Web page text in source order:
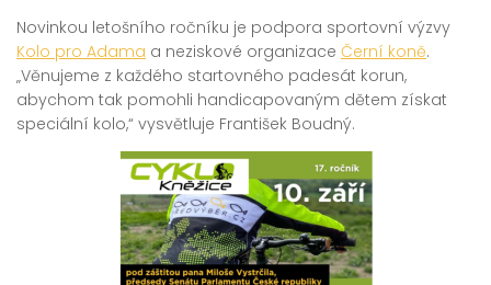
Novinkou letošního ročníku je podpora sportovní výzvy
Kolo pro Adama a neziskové organizace Černí koně.
„Věnujeme z každého startovného padesát korun,
abychom tak pomohli handicapovaným dětem získat
speciální kolo,“ vysvětluje František Boudný.